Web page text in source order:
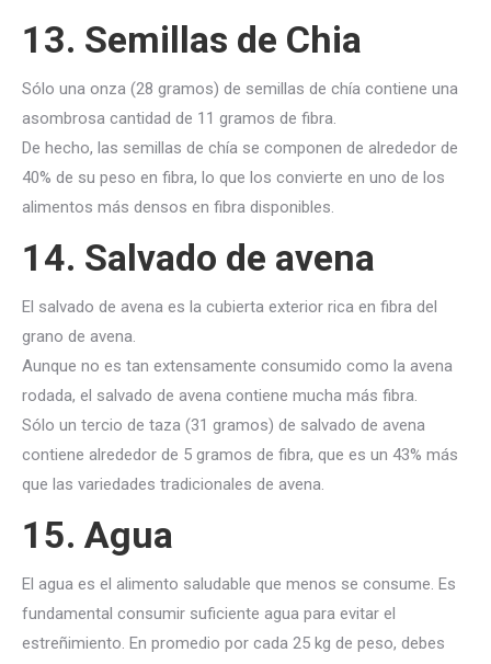
13. Semillas de Chia
Sólo una onza (28 gramos) de semillas de chía contiene una
asombrosa cantidad de 11 gramos de fibra.
De hecho, las semillas de chía se componen de alrededor de
40% de su peso en fibra, lo que los convierte en uno de los
alimentos más densos en fibra disponibles.
14. Salvado de avena
El salvado de avena es la cubierta exterior rica en fibra del
grano de avena.
Aunque no es tan extensamente consumido como la avena
rodada, el salvado de avena contiene mucha más fibra.
Sólo un tercio de taza (31 gramos) de salvado de avena
contiene alrededor de 5 gramos de fibra, que es un 43% más
que las variedades tradicionales de avena.
15. Agua
El agua es el alimento saludable que menos se consume. Es
fundamental consumir suficiente agua para evitar el
estreñimiento. En promedio por cada 25 kg de peso, debes